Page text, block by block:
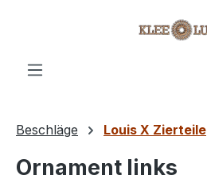
Beschläge Louis X Zierteile
Ornament links